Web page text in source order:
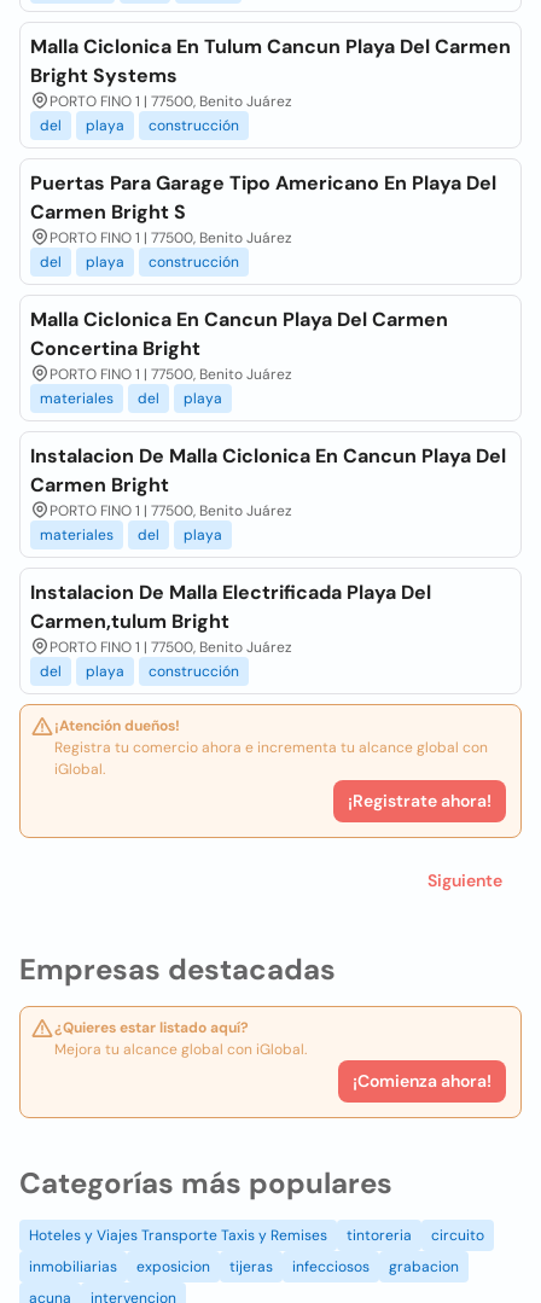
Empresas destacadas
¿Quieres estar listado aquí?
Mejora tu alcance global con iGlobal.
¡Comienza ahora!
Malla Ciclonica En Tulum Cancun Playa Del Carmen
Bright Systems
PORTO FINO 1 | 77500, Benito Juárez
del
playa construcción
Puertas Para Garage Tipo Americano En Playa Del
Carmen Bright S
PORTO FINO 1 | 77500, Benito Juárez
del
playa construcción
Malla Ciclonica En Cancun Playa Del Carmen
Concertina Bright
PORTO FINO 1 | 77500, Benito Juárez
materiales
del playa
Instalacion De Malla Ciclonica En Cancun Playa Del
Carmen Bright
PORTO FINO 1 | 77500, Benito Juárez
materiales
del playa
Instalacion De Malla Electrificada Playa Del
Carmen,tulum Bright
PORTO FINO 1 | 77500, Benito Juárez
del
playa construcción
¡Atención dueños!
Registra tu comercio ahora e incrementa tu alcance global con
iGlobal.
¡Registrate ahora!
Siguiente
Categorías más populares
Hoteles y Viajes Transporte Taxis y Remises tintoreria
circuito
inmobiliarias
exposicion tijeras infecciosos
grabacion
acuna
intervencion